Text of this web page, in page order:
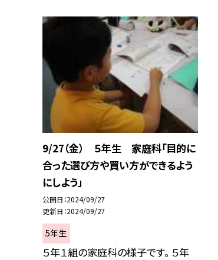
9/27（金） ５年生 家庭科「目的に
合った選び方や買い方ができるよう
にしよう」
公開日 2024/09/27
更新日 2024/09/27
5年生
５年１組の家庭科の様子です。 ５年